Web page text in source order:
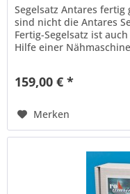
Segelsatz Antares
sind nicht die Antares
Fertig-Segelsatz ist
Hilfe einer
159,00 € *
Merken